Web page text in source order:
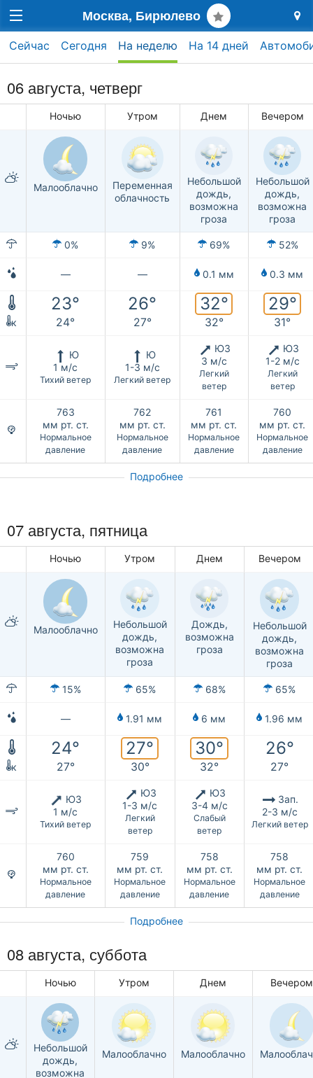
Москва, Бирюлево
Сейчас Сегодня На неделю На 14 дней
06 августа, четверг
Ночью Утром Днем Вечером
Малооблачно
Переменная
облачность
Небольшой
дождь,
возможна
гроза
Небольшой
дождь,
возможна
гроза
0% 9% 69% 52%
— — 0.1 мм 0.3 мм
23° 26° 32° 29°
к 24° 27° 32° 31°
Ю
1 м/с
Тихий ветер
Ю
1-3 м/с
Легкий ветер
ЮЗ
3 м/с
Легкий
ветер
ЮЗ
1-2 м/с
Легкий
ветер
763
мм рт. ст.
Нормальное
давление
762
мм рт. ст.
Нормальное
давление
761
мм рт. ст.
Нормальное
давление
760
мм рт. ст.
Нормальное
давление
Подробнее
07 августа, пятница
Ночью Утром Днем Вечером
Малооблачно
Небольшой
дождь,
возможна
гроза
Дождь,
возможна
гроза
Небольшой
дождь,
возможна
гроза
15% 65% 68% 65%
— 1.91 мм 6 мм 1.96 мм
24° 27° 30° 26°
к 27° 30° 32° 27°
ЮЗ
1 м/с
Тихий ветер
ЮЗ
1-3 м/с
Легкий
ветер
ЮЗ
3-4 м/с
Слабый
ветер
Зап.
2-3 м/с
Легкий ветер
760
мм рт. ст.
Нормальное
давление
759
мм рт. ст.
Нормальное
давление
758
мм рт. ст.
Нормальное
давление
758
мм рт. ст.
Нормальное
давление
Подробнее
08 августа, суббота
Ночью Утром Днем Вечером
Небольшой
дождь,
возможна
Малооблачно Малооблачно